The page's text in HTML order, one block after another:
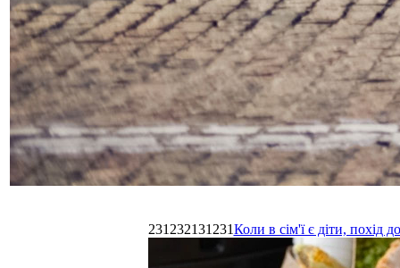
231232131231Коли в сім'ї є діти,